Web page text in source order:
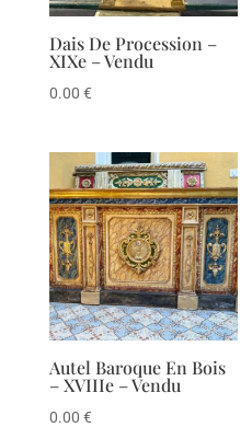
Dais De Procession –
XIXe – Vendu
0.00 €
Autel Baroque En Bois
– XVIIIe – Vendu
0.00 €